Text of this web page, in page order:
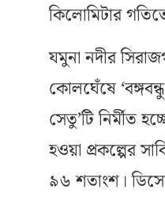
কিলোমিটার
যমুনা নদীর
কোলঘেঁষে
সেতু’টি নির্মীত
হওয়া প্রকল্পের
৯৬ শতাংশ।